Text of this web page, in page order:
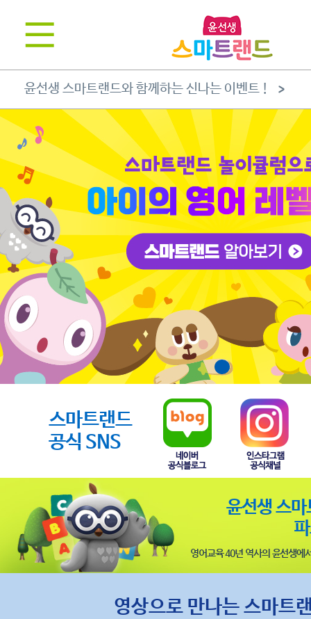
윤선생 스마트랜드와 함께하는 신나는 이벤트 !
스마트랜드
공식 SNS
윤선생 스
영어교육 40년 역사의 윤선생에
영상으로 만나는 스마트